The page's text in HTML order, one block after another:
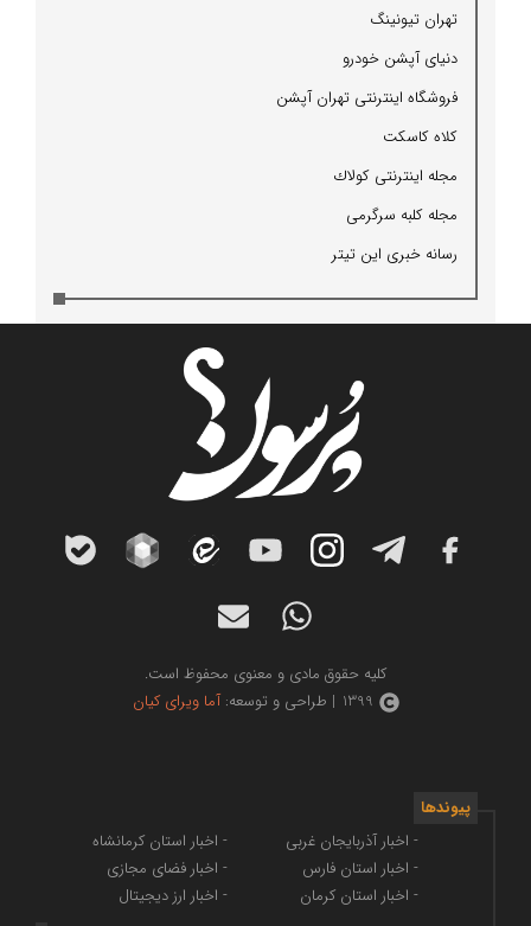
تهران تیونینگ
دنیای آپشن خودرو
فروشگاه اینترنتی تهران آپشن
كلاه كاسكت
مجله اینترنتی كولاك
مجله كلبه سرگرمی
رسانه خبری این تیتر
کلیه حقوق مادی و معنوی محفوظ است.
1399 | طراحی و توسعه:
آما ویرای کیان
پیوندها
- اخبار آذربایجان غربی
- اخبار استان فارس
- اخبار استان کرمان
- اخبار استان کرمانشاه
- اخبار فضای مجازی
- اخبار ارز دیجیتال